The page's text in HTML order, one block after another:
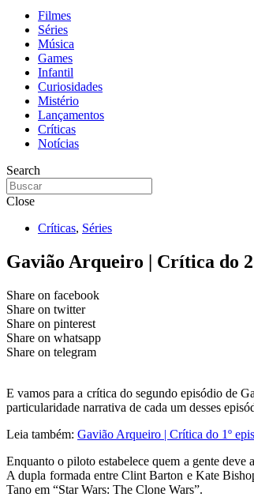
Filmes
Séries
Música
Games
Infantil
Curiosidades
Mistério
Lançamentos
Críticas
Notícias
Search
Close
Críticas, Séries
Gavião Arqueiro | Crítica do
Share on facebook
Share on twitter
Share on pinterest
Share on whatsapp
Share on telegram
E vamos para a crítica do segundo episódio de
particularidade narrativa de cada um desses
Leia também: Gavião Arqueiro | Crítica do 1º
Enquanto o piloto estabelece quem a gente deve
A dupla formada entre Clint Barton e Kate
Tano em “Star Wars: The Clone Wars”.